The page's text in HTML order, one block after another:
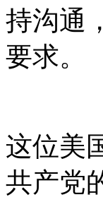
持沟通
要求。
这位美
共产党